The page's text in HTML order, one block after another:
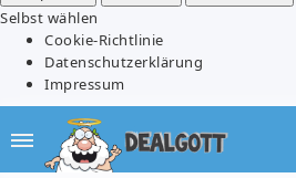
Selbst wählen
Cookie-Richtlinie
Datenschutzerklärung
Impressum